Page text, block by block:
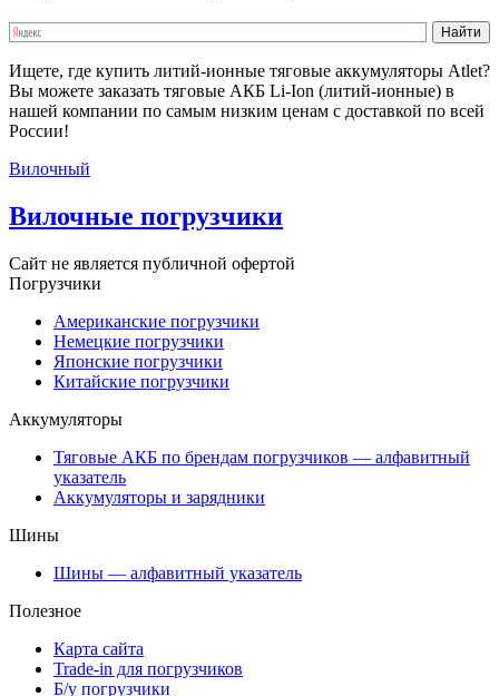
Ищете, где купить литий-ионные тяговые аккумуляторы Atlet?
Вы можете заказать тяговые АКБ Li-Ion (литий-ионные) в
нашей компании по самым низким ценам с доставкой по всей
России!
Вилочный
Вилочные погрузчики
Сайт не является публичной офертой
Погрузчики
Американские погрузчики
Немецкие погрузчики
Японские погрузчики
Китайские погрузчики
Аккумуляторы
Тяговые АКБ по брендам погрузчиков — алфавитный
указатель
Аккумуляторы и зарядники
Шины
Шины — алфавитный указатель
Полезное
Карта сайта
Trade-in для погрузчиков
Б/у погрузчики